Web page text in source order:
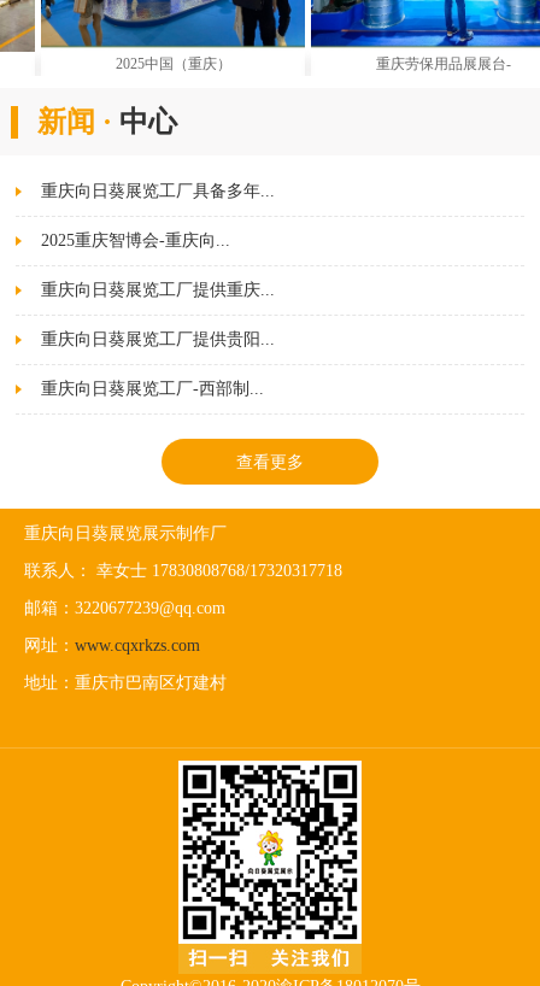
2025中国（重庆） 重庆劳保用品展展台-
新闻 · 中心
重庆向日葵展览工厂具备多年...
2025重庆智博会-重庆向...
重庆向日葵展览工厂提供重庆...
重庆向日葵展览工厂提供贵阳...
重庆向日葵展览工厂-西部制...
查看更多
重庆向日葵展览展示制作厂
联系人： 幸女士 17830808768/17320317718
邮箱：3220677239@qq.com
网址： www.cqxrkzs.com
地址：重庆市巴南区灯建村